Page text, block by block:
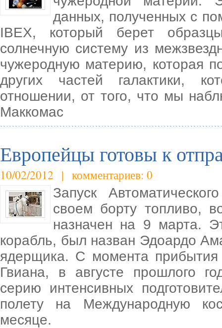
данных, полученных с
IBEX, который берет
солнечную систему из
чужеродную материю, которая
других частей галактики,
отношении, от того, что мы
Маккомас
Европейцы готовы к
10/02/2012 | комментариев: 0
Запуск
своем борту топливо,
назначен на 9 марта.
корабль, был назван Эдоардо
ядерщика. С момента
Гвиана, в августе прошлого
серию интенсивных
полету на Международную
месяце.